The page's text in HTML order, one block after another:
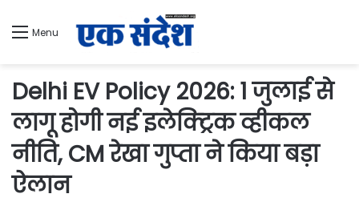
Menu
Delhi EV Policy 2026: 1 जुलाई से
लागू होगी नई इलेक्ट्रिक व्हीकल
नीति, CM रेखा गुप्ता ने किया बड़ा
ऐलान